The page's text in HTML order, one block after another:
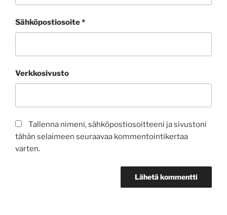
Sähköpostiosoite*
Verkkosivusto
Tallenna nimeni, sähköpostiosoitteeni ja sivustoni
tähän selaimeen seuraavaa kommentointikertaa
varten.